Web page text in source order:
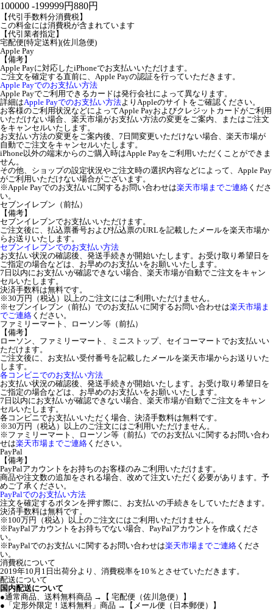
100000 -199999円880円
【代引手数料分消費税】
この料金には消費税が含まれています
【代引業者指定】
宅配便[特定送料](佐川急便)
Apple Pay
【備考】
Apple Payに対応したiPhoneでお支払いいただけます。
ご注文を確定する直前に、Apple Payの認証を行っていただきます。
Apple Payでのお支払い方法
Apple Payでご利用できるカードは発行会社によって異なります。
詳細はApple Payでのお支払い方法よりAppleのサイトをご確認ください。
お客様のご利用状況などによってApple Payおよびクレジットカードがご利用
いただけない場合、楽天市場がお支払い方法の変更をご案内、またはご注文
をキャンセルいたします。
お支払い方法の変更をご案内後、7日間変更いただけない場合、楽天市場が
自動でご注文をキャンセルいたします。
iPhone以外の端末からのご購入時はApple Payをご利用いただくことができま
せん。
その他、ショップの設定状況やご注文時の選択内容などによって、Apple Pay
がご利用いただけない場合がございます。
※Apple Payでのお支払いに関するお問い合わせは楽天市場までご連絡 くださ
い。
セブンイレブン（前払）
【備考】
セブンイレブンでお支払いいただけます。
ご注文後に、払込票番号および払込票のURLを記載したメールを楽天市場か
らお送りいたします。
セブンイレブンでのお支払い方法
お支払い状況の確認後、発送手続きが開始いたします。お受け取り希望日を
ご指定の場合などは、お早めのお支払いをお願いいたします。
7日以内にお支払いが確認できない場合、楽天市場が自動でご注文をキャン
セルいたします。
決済手数料は無料です。
※30万円（税込）以上のご注文にはご利用いただけません。
※セブンイレブン（前払）でのお支払いに関するお問い合わせは楽天市場ま
でご連絡 ください。
ファミリーマート、ローソン等（前払）
【備考】
ローソン、ファミリーマート、ミニストップ、セイコーマートでお支払いい
ただけます。
ご注文後に、お支払い受付番号を記載したメールを楽天市場からお送りいた
します。
各コンビニでのお支払い方法
お支払い状況の確認後、発送手続きが開始いたします。お受け取り希望日を
ご指定の場合などは、お早めのお支払いをお願いいたします。
7日以内にお支払いが確認できない場合、楽天市場が自動でご注文をキャン
セルいたします。
各コンビニでお支払いいただく場合、決済手数料は無料です。
※30万円（税込）以上のご注文にはご利用いただけません。
※ファミリーマート、ローソン等（前払）でのお支払いに関するお問い合わ
せは楽天市場までご連絡 ください。
PayPal
【備考】
PayPalアカウントをお持ちのお客様のみご利用いただけます。
商品や注文数の追加をされる場合、改めて注文いただく必要があります。予
めご了承ください。
PayPalでのお支払い方法
注文を確定するボタンを押す際に、お支払いの手続きをしていただきます。
決済手数料は無料です。
※100万円（税込）以上のご注文にはご利用いただけません。
※PayPalアカウントをお持ちでない場合、PayPalアカウントを作成くださ
い。
※PayPalでのお支払いに関するお問い合わせは楽天市場までご連絡 くださ
い。
消費税について
2019年10月1日出荷分より、消費税率を10％とさせていただきます。
配送について
国内配送について
●通常商品、送料無料商品 →【 宅配便（佐川急便）】
●「定形外限定！送料無料」商品 →【メール便（日本郵便）】